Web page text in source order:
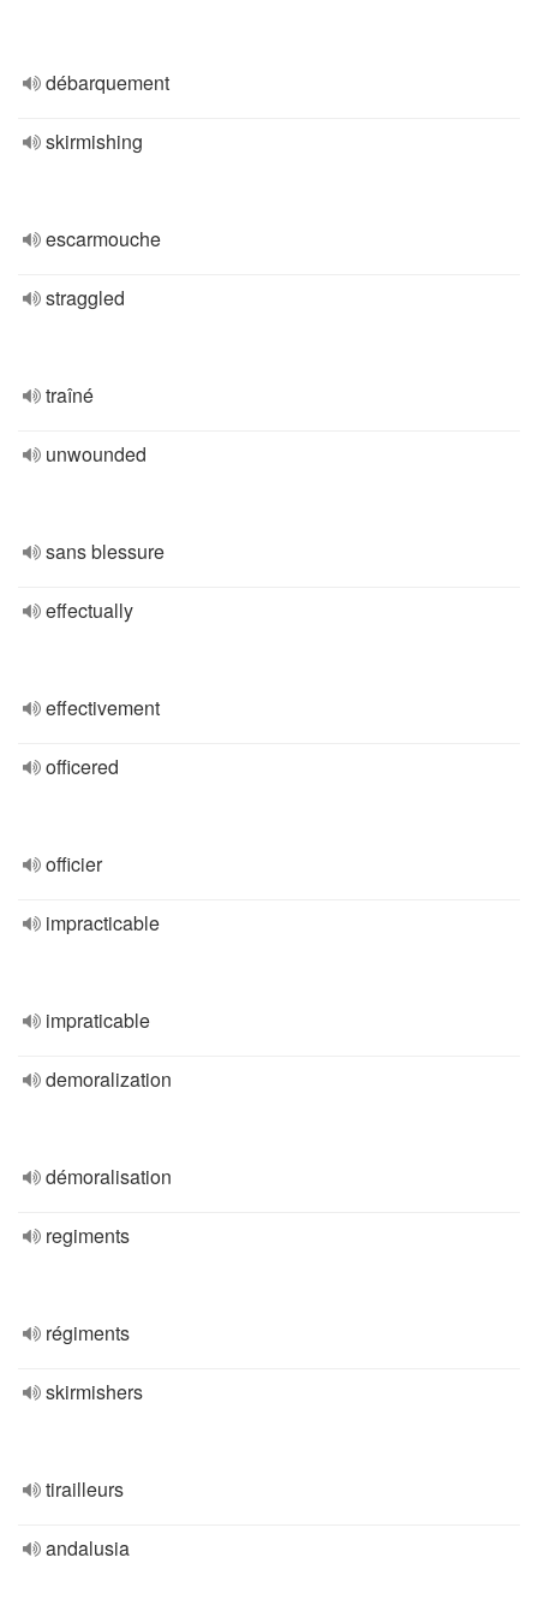
débarquement
skirmishing
escarmouche
straggled
traîné
unwounded
sans blessure
effectually
effectivement
officered
officier
impracticable
impraticable
demoralization
démoralisation
regiments
régiments
skirmishers
tirailleurs
andalusia